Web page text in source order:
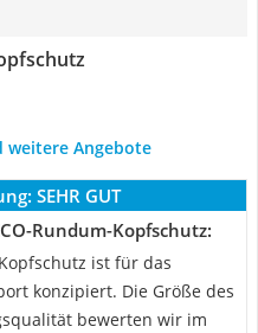
weitere Angebote
SEHR GUT
Rundum-Kopfschutz:
ist für das
konzipiert. Die Größe des
bewerten wir im